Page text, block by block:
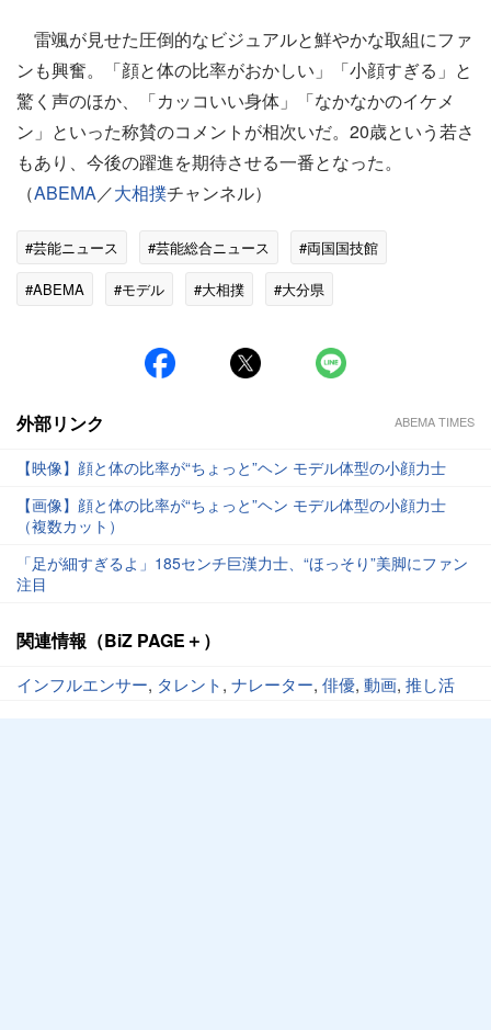
雷颯が見せた圧倒的なビジュアルと鮮やかな取組にファ
ンも興奮。「顔と体の比率がおかしい」「小顔すぎる」と
驚く声のほか、「カッコいい身体」「なかなかのイケメ
ン」といった称賛のコメントが相次いだ。20歳という若さ
もあり、今後の躍進を期待させる一番となった。
（ABEMA／大相撲チャンネル）
#芸能ニュース #芸能総合ニュース
#両国国技館
#ABEMA
#モデル #大相撲 #大分県
外部リンク ABEMA TIMES
【映像】顔と体の比率が“ちょっと”ヘン モデル体型の小顔力士
【画像】顔と体の比率が“ちょっと”ヘン モデル体型の小顔力士
（複数カット）
「足が細すぎるよ」185センチ巨漢力士、“ほっそり”美脚にファン
注目
関連情報（BiZ PAGE＋）
インフルエンサー, タレント, ナレーター, 俳優, 動画, 推し活